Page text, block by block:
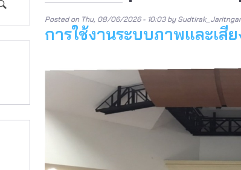
Posted on Thu, 08/06/2026 - 10:03by
การใช้งานระบบภาพและเสี